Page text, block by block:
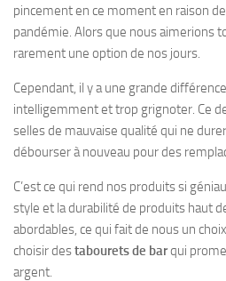
pincement en ce moment en raison
pandémie. Alors que nous aimerions
rarement une option de nos jours.
Cependant, il y a une grande
intelligemment et trop grignoter. Ce
selles de mauvaise qualité qui ne
débourser à nouveau pour des
C’est ce qui rend nos produits si
style et la durabilité de produits haut
abordables, ce qui fait de nous un
choisir destabourets de barqui
argent.